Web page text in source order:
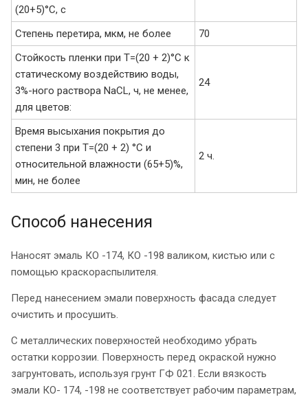
(20+5)°С, с
Степень перетира, мкм, не более
70
Стойкость пленки при Т=(20 + 2)°С к
статическому воздействию воды,
3%-ного раствора NaCL, ч, не менее,
для цветов:
24
Время высыхания покрытия до
степени 3 при Т=(20 + 2) °С и
относительной влажности (65+5)%,
мин, не более
2 ч.
Способ нанесения
Наносят эмаль КО -174, КО -198 валиком, кистью или с
помощью краскораспылителя.
Перед нанесением эмали поверхность фасада следует
очистить и просушить.
С металлических поверхностей необходимо убрать
остатки коррозии. Поверхность перед окраской нужно
загрунтовать, используя грунт ГФ 021. Если вязкость
эмали КО- 174, -198 не соответствует рабочим параметрам,